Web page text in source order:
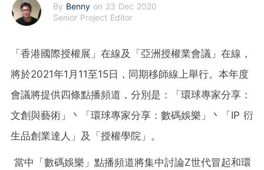
By Benny on 23 Dec 2020
Senior Project Editor
「香港國際授權展」在線及「亞洲授權業會議」在線，
將於2021年1月11至15日，同期移師線上舉行。本年度
會議將提供四條點播頻道，分別是：「環球專家分享：
文創與藝術」丶「環球專家分享：數碼娛樂」丶「IP 衍
生品創業達人」及「授權學院」。
當中「數碼娛樂」 點播頻道將集中討論Z世代冒起和環